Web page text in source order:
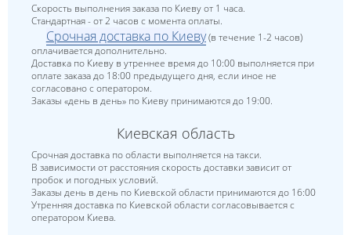
Скорость выполнения заказа по Киеву от 1 часа.
Стандартная - от 2 часов с момента оплаты.
Срочная доставка по Киеву(в течение 1-2 часов)
оплачивается дополнительно.
Доставка по Киеву в утреннее время до 10:00 выполняется при
оплате заказа до 18:00 предыдущего дня, если иное не
согласовано с оператором.
Заказы «день в день» по Киеву принимаются до 19:00.
Киевская область
Срочная доставка по области выполняется на такси.
В зависимости от расстояния скорость доставки зависит от
пробок и погодных условий.
Заказы день в день по Киевской области принимаются до 16:00
Утренняя доставка по Киевской области согласовывается с
оператором Киева.